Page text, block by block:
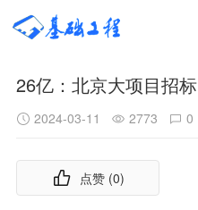
26亿：北京大项目招标
2024-03-11 2773 0
点赞 (0)